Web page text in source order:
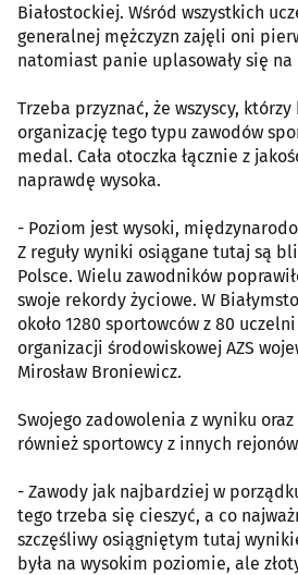
Białostockiej. Wśród wszystkich
generalnej mężczyzn zajęli oni
natomiast panie uplasowały się
Trzeba przyznać, że wszyscy,
organizację tego typu zawodów
medal. Cała otoczka łącznie z
naprawdę wysoka.
- Poziom jest wysoki,
Z reguły wyniki osiągane tutaj są
Polsce. Wielu zawodników
swoje rekordy życiowe. W
około 1280 sportowców z 80
organizacji środowiskowej AZS
Mirosław Broniewicz.
Swojego zadowolenia z wyniku
również sportowcy z innych
- Zawody jak najbardziej w
tego trzeba się cieszyć, a co
szczęśliwy osiągniętym tutaj
była na wysokim poziomie, ale